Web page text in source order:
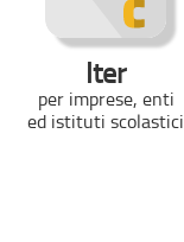
Iter
per imprese, enti
ed istituti scolastici